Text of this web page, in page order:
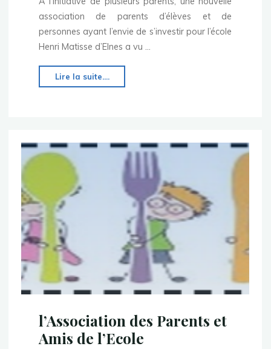
association de parents d’élèves et de
personnes ayant l’envie de s’investir pour l’école
Henri Matisse d’Elnes a vu …
Lire la suite....
Amicale
d’Elnes"
l’Association des Parents et
Amis de l’Ecole